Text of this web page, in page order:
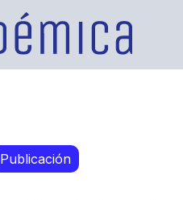
Publicación